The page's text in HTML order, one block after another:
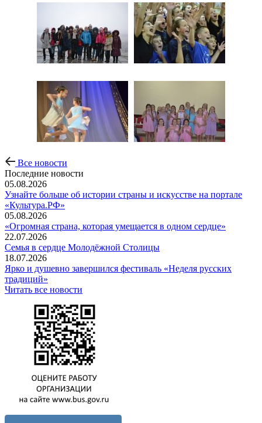
Все новости
Последние новости
05.08.2026
Узнайте больше об истории страны и искусстве на портале
«Культура.РФ»
05.08.2026
«Огромная страна, которая умещается в одном сердце»
22.07.2026
Семья в сердце Молодёжной Столицы
18.07.2026
Ярко и душевно завершился фестиваль «Неделя русских
традиций»
Читать все новости